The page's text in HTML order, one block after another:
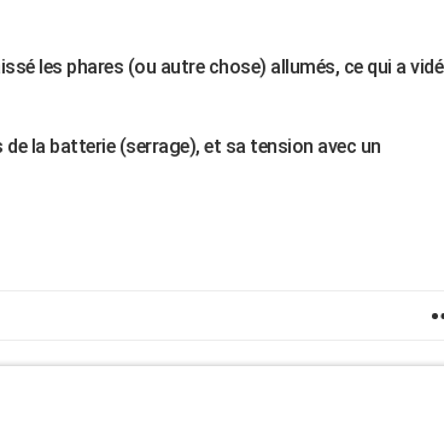
les phares (ou autre chose) allumés, ce qui a vidé
la batterie (serrage), et sa tension avec un